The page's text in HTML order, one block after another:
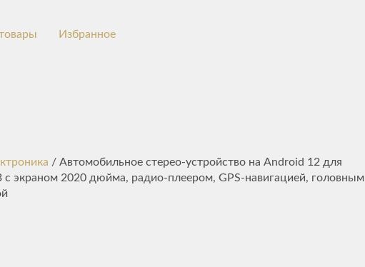
Избранное
/ Автомобильное стерео-устройство на Android 12 для
с экраном 2020 дюйма, радио-плеером, GPS-навигацией, головным